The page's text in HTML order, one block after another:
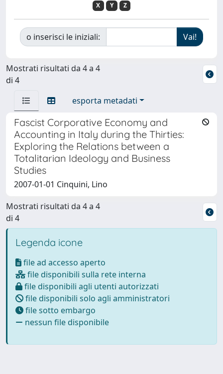
X
Y Z
o inserisci le iniziali:
Mostrati risultati da 4 a 4
di 4
esporta metadati
Fascist Corporative Economy and
Accounting in Italy during the Thirties:
Exploring the Relations between a
Totalitarian Ideology and Business
Studies
2007-01-01 Cinquini, Lino
Mostrati risultati da 4 a 4
di 4
Legenda icone
file ad accesso aperto
file disponibili sulla rete interna
file disponibili agli utenti autorizzati
file disponibili solo agli amministratori
file sotto embargo
nessun file disponibile